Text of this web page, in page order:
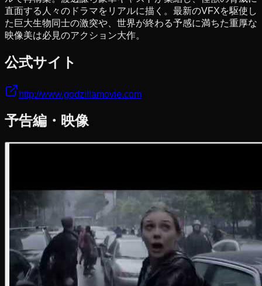
直面する人々のドラマをリアルに描く。最新のVFXを駆使し
た巨大生物同士の激突や、世界が終わる予感に満ちた重厚な
映像美は必見のアクション大作。
公式サイト
http://www.godzillamovie.com
予告編・映像